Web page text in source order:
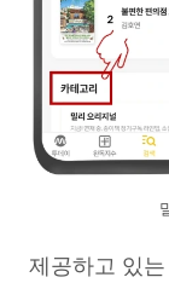
제공하고 있